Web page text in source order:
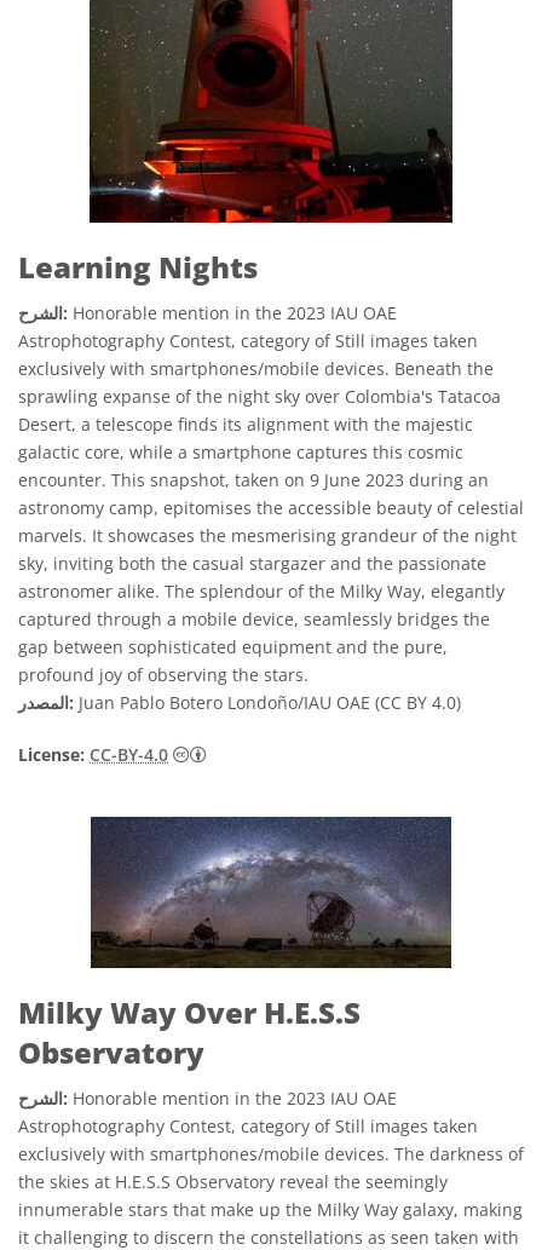
Learning Nights
الشرح: Honorable mention in the 2023 IAU OAE
Astrophotography Contest, category of Still images taken
exclusively with smartphones/mobile devices. Beneath the
sprawling expanse of the night sky over Colombia's Tatacoa
Desert, a telescope finds its alignment with the majestic
galactic core, while a smartphone captures this cosmic
encounter. This snapshot, taken on 9 June 2023 during an
astronomy camp, epitomises the accessible beauty of celestial
marvels. It showcases the mesmerising grandeur of the night
sky, inviting both the casual stargazer and the passionate
astronomer alike. The splendour of the Milky Way, elegantly
captured through a mobile device, seamlessly bridges the
gap between sophisticated equipment and the pure,
profound joy of observing the stars.
المصدر: Juan Pablo Botero Londoño/IAU OAE (CC BY 4.0)
License: CC-BY-4.0
Milky Way Over H.E.S.S
Observatory
الشرح: Honorable mention in the 2023 IAU OAE
Astrophotography Contest, category of Still images taken
exclusively with smartphones/mobile devices. The darkness of
the skies at H.E.S.S Observatory reveal the seemingly
innumerable stars that make up the Milky Way galaxy, making
it challenging to discern the constellations as seen taken with